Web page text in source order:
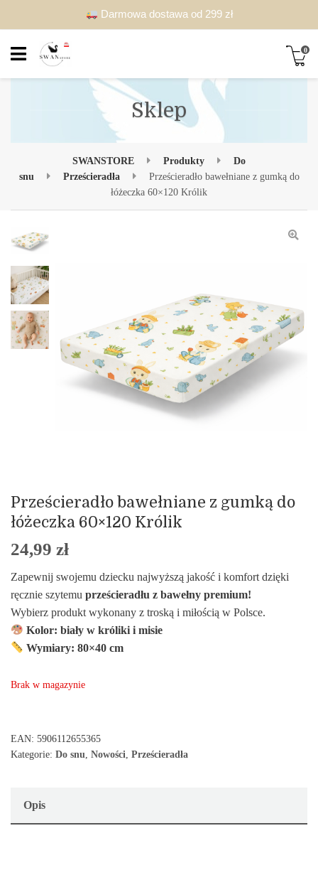
Darmowa dostawa od 299 zł
0
Sklep
SWANSTORE Produkty
Do
snu
Prześcieradła
Prześcieradło bawełniane z gumką do
łóżeczka 60×120 Królik
Prześcieradło bawełniane z gumką do
łóżeczka 60×120 Królik
24,99 zł
Zapewnij swojemu dziecku najwyższą jakość i komfort dzięki
ręcznie szytemu prześcieradłu z bawełny premium!
Wybierz produkt wykonany z troską i miłością w Polsce.
Kolor: biały w króliki i misie
Wymiary: 80×40 cm
Brak w magazynie
EAN: 5906112655365
Kategorie: Do snu Nowości Prześcieradła
Opis